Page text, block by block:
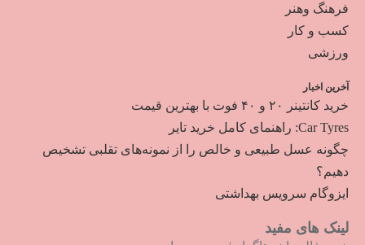
فرهنگ وهنر
کسب و کار
ورزشی
آخرین اخبار
خرید کانتینر ۲۰ و ۴۰ فوت با بهترین قیمت
Car Tyres: راهنمای کامل خرید تایر
چگونه عسل طبیعی و خالص را از نمونه‌های تقلبی تشخیص
دهیم؟
ایزوگام سرویس بهداشتی
لینک های مفید